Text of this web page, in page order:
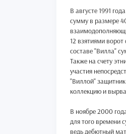
В августе 1991
сумму в размере
12 взятиями
составе "Вилла"
Также на счету
участия
"Виллой"
коллекцию и
В ноябре 2000
для того времени
ведь дебютный